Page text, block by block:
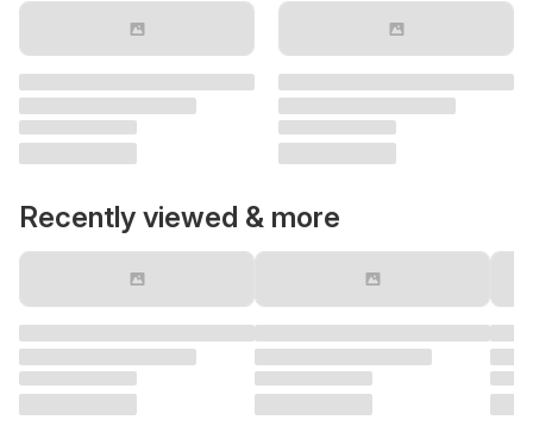
Recently viewed & more